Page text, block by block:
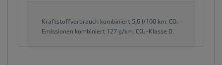
Kraftstoffverbrauch kombiniert 5,6 l/100 km; CO₂-
Emissionen kombiniert 127 g/km. CO₂-Klasse D.